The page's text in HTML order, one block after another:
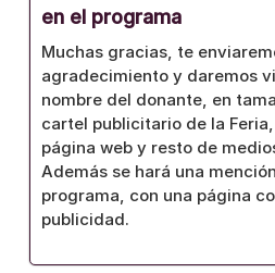
en el programa
Muchas gracias, te
agradecimiento y daremos
nombre del donante, en
cartel publicitario de la
página web y resto de
Además se hará una
programa, con una página
publicidad.